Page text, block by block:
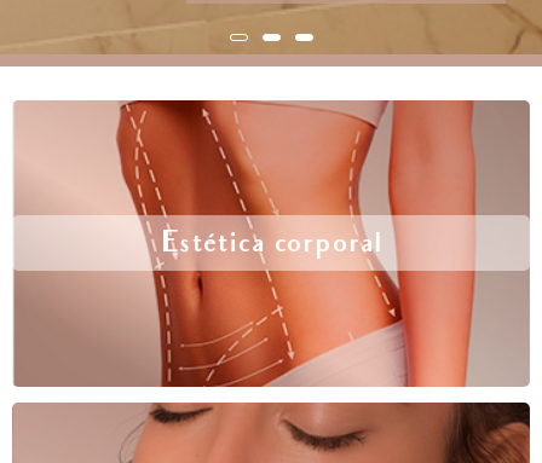
Estética corporal